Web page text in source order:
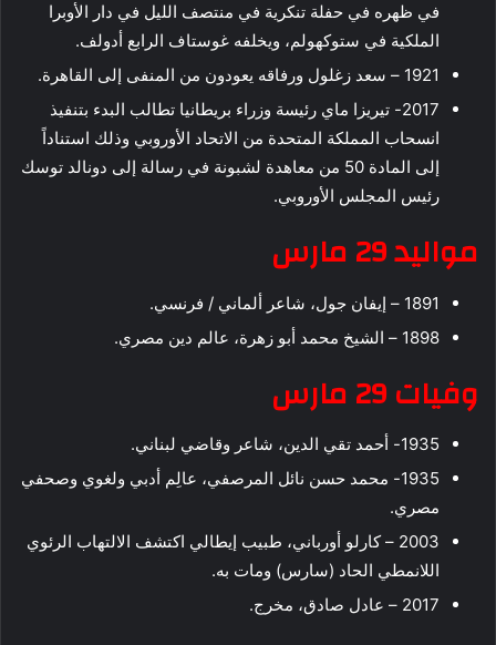
في ظهره في حفلة تنكرية في منتصف الليل في دار الأوبرا
الملكية في ستوكهولم، ويخلفه غوستاف الرابع أدولف.
1921 – سعد زغلول ورفاقه يعودون من المنفى إلى القاهرة.
2017- تيريزا ماي رئيسة وزراء بريطانيا تطالب البدء بتنفيذ
انسحاب المملكة المتحدة من الاتحاد الأوروبي وذلك استناداً
إلى المادة 50 من معاهدة لشبونة في رسالة إلى دونالد توسك
رئيس المجلس الأوروبي.
مواليد 29 مارس
1891 – إيفان جول، شاعر ألماني / فرنسي.
1898 – الشيخ محمد أبو زهرة، عالم دين مصري.
وفيات 29 مارس
1935- أحمد تقي الدين، شاعر وقاضي لبناني.
1935- محمد حسن نائل المرصفي، عالِم أدبي ولغوي وصحفي
مصري.
2003 – كارلو أورباني، طبيب إيطالي اكتشف الالتهاب الرئوي
اللانمطي الحاد (سارس) ومات به.
2017 – عادل صادق، مخرج.